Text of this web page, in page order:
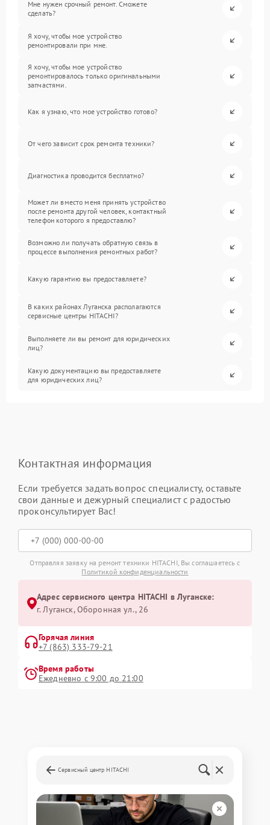
Мне нужен срочный ремонт. Сможете
сделать?
Я хочу, чтобы мое устройство
ремонтировали при мне.
Я хочу, чтобы мое устройство
ремонтировалось только оригинальными
запчастями.
Как я узнаю, что мое устройство готово?
От чего зависит срок ремонта техники?
Диагностика проводится бесплатно?
Может ли вместо меня принять устройство
после ремонта другой человек, контактный
телефон которого я предоставлю?
Возможно ли получать обратную связь в
процессе выполнения ремонтных работ?
Какую гарантию вы предоставляете?
В каких районах Луганска располагаются
сервисные центры HITACHI?
Выполняете ли вы ремонт для юридических
лиц?
Какую документацию вы предоставляете
для юридических лиц?
Контактная информация
Если требуется задать вопрос специалисту, оставьте
свои данные и дежурный специалист с радостью
проконсультирует Вас!
Отправляя заявку на ремонт техники HITACHI, Вы соглашаетесь с
Политикой конфиденциальности
Адрес сервисного центра HITACHI в Луганске:
г. Луганск, Оборонная ул., 26
Горячая линия
+7 (863) 333-79-21
Время работы
Ежедневно с 9:00 до 21:00
Сервисный центр HITACHI